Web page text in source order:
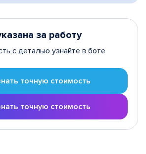
за работу
с деталью узнайте в боте
точную стоимость
точную стоимость